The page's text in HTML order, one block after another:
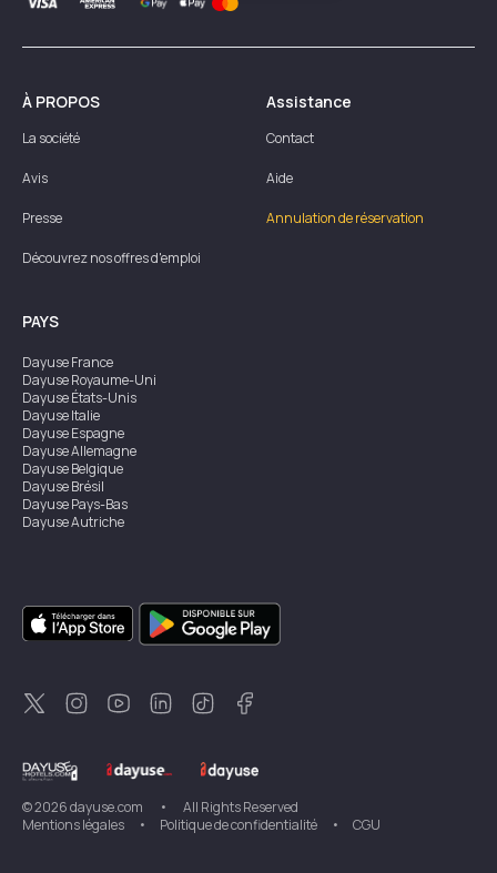
À PROPOS
La société
Avis
Presse
Découvrez nos offres d'emploi
Assistance
Contact
Aide
Annulation de réservation
PAYS
DayuseFrance
DayuseRoyaume-Uni
DayuseÉtats-Unis
DayuseItalie
DayuseEspagne
DayuseAllemagne
DayuseBelgique
DayuseBrésil
DayusePays-Bas
DayuseAutriche
DayuseSingapour
DayuseSuède
DayuseThaïlande
DayuseNouvelle-Zélande
DayuseTurquie
©2026dayuse.com •
All Rights Reserved
Mentions légales
• Politique de confidentialité • CGU